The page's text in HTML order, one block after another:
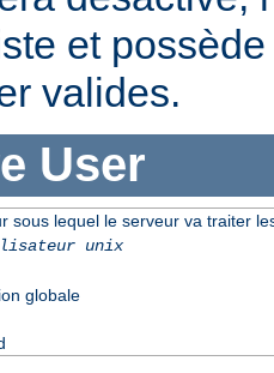
et
valides.
User
sous lequel le serveur va traiter
unix
globale